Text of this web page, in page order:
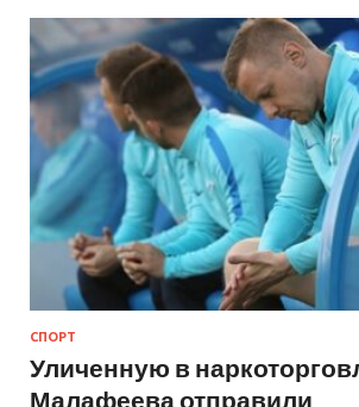
СПОРТ
Уличенную в
Малафеева отправили